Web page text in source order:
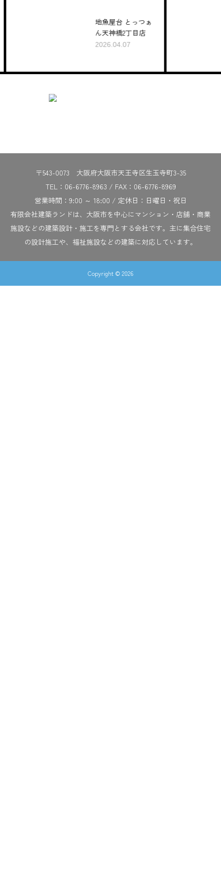
地魚屋台 とっつぁ
ん天神橋2丁目店
〒543-0073 大阪府大阪市天王寺区生玉寺町3-35
TEL：06-6776-8963 / FAX：06-6776-8969
営業時間：9:00 ～ 18:00 / 定休日：日曜日・祝日
有限会社建築ランドは、大阪市を中心にマンション・店舗・商業
施設などの建築設計・施工を専門とする会社です。主に集合住宅
の設計施工や、福祉施設などの建築に対応しています。
Copyright © 2026